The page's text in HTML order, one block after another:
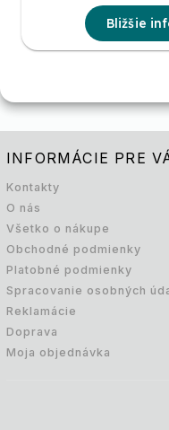
Bližšie
INFORMÁCIE PRE
Kontakty
O nás
Všetko o nákupe
Obchodné podmienky
Platobné podmienky
Spracovanie osobných
Reklamácie
Doprava
Moja objednávka